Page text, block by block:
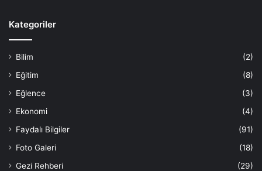
Kategoriler
Bilim
(2)
Eğitim
(8)
Eğlence
(3)
Ekonomi
(4)
Faydalı Bilgiler
(91)
Foto Galeri
(18)
Gezi Rehberi
(29)